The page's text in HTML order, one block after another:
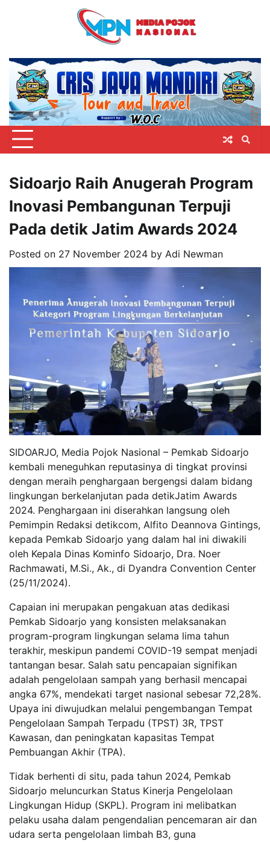
Sidoarjo Raih Anugerah Program
Inovasi Pembangunan Terpuji
Pada detik Jatim Awards 2024
Posted on 27 November 2024 by Adi Newman
SIDOARJO, Media Pojok Nasional – Pemkab Sidoarjo
kembali meneguhkan reputasinya di tingkat provinsi
dengan meraih penghargaan bergengsi dalam bidang
lingkungan berkelanjutan pada detikJatim Awards
2024. Penghargaan ini diserahkan langsung oleh
Pemimpin Redaksi detikcom, Alfito Deannova Gintings,
kepada Pemkab Sidoarjo yang dalam hal ini diwakili
oleh Kepala Dinas Kominfo Sidoarjo, Dra. Noer
Rachmawati, M.Si., Ak., di Dyandra Convention Center
(25/11/2024).
Capaian ini merupakan pengakuan atas dedikasi
Pemkab Sidoarjo yang konsisten melaksanakan
program-program lingkungan selama lima tahun
terakhir, meskipun pandemi COVID-19 sempat menjadi
tantangan besar. Salah satu pencapaian signifikan
adalah pengelolaan sampah yang berhasil mencapai
angka 67%, mendekati target nasional sebesar 72,28%.
Upaya ini diwujudkan melalui pengembangan Tempat
Pengelolaan Sampah Terpadu (TPST) 3R, TPST
Kawasan, dan peningkatan kapasitas Tempat
Pembuangan Akhir (TPA).
Tidak berhenti di situ, pada tahun 2024, Pemkab
Sidoarjo meluncurkan Status Kinerja Pengelolaan
Lingkungan Hidup (SKPL). Program ini melibatkan
pelaku usaha dalam pengendalian pencemaran air dan
udara serta pengelolaan limbah B3, guna